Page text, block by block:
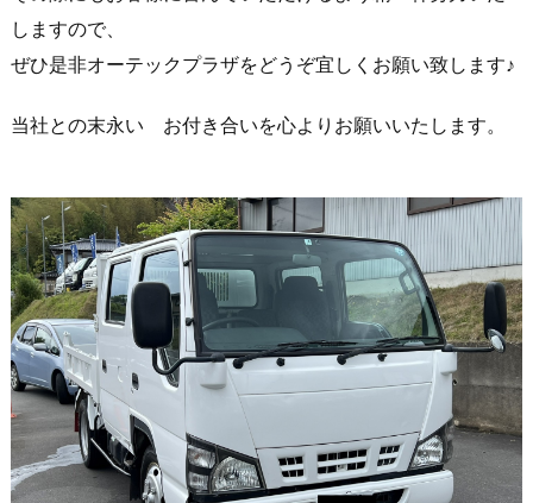
しますので、
ぜひ是非オーテックプラザをどうぞ宜しくお願い致します♪
当社との末永い お付き合いを心よりお願いいたします。